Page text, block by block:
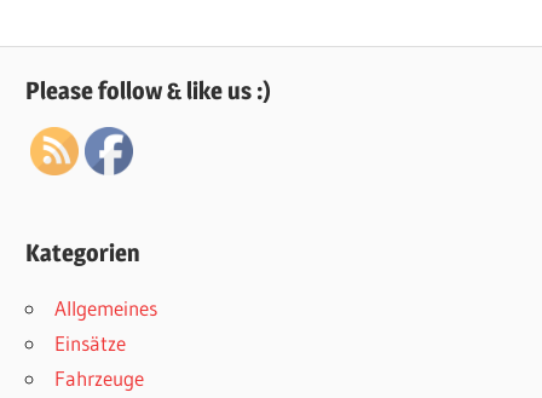
hier
über
Einsätze,
Fahrzeuge,
sonstige
Aktivitäten.
Please follow & like us :)
Kategorien
Allgemeines
Einsätze
Fahrzeuge